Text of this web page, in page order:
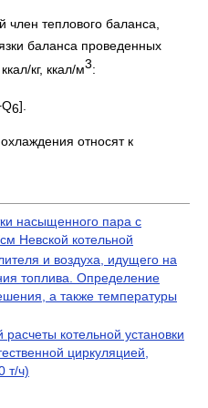
член теплового баланса,
баланса проведенных
кг, ккал/м3:
6].
относят к
насыщенного пара с
Невской котельной
и воздуха, идущего на
топлива. Определение
а также температуры
котельной установки
циркуляцией,
т/ч)